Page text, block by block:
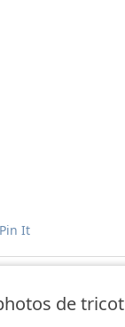
Pin It
de tricot